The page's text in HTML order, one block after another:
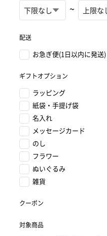
~
配送
お急ぎ便(1日以内に発送)
ギフトオプション
ラッピング
紙袋・手提げ袋
名入れ
メッセージカード
のし
フラワー
ぬいぐるみ
雑貨
クーポン
対象商品